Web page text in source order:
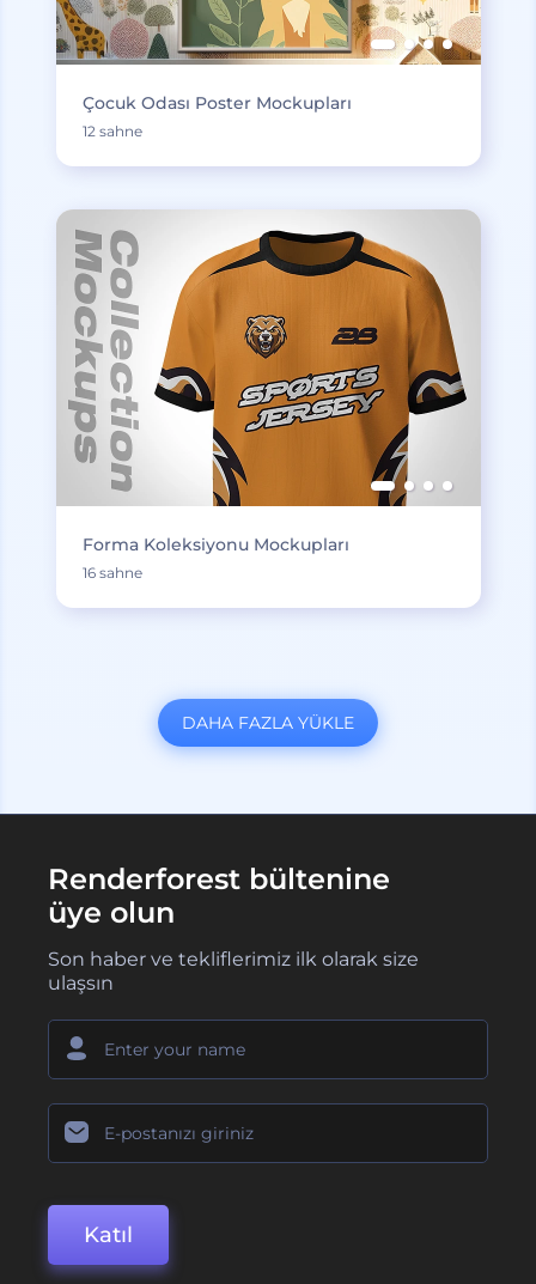
Çocuk Odası Poster Mockupları
12 sahne
Forma Koleksiyonu Mockupları
16 sahne
DAHA FAZLA YÜKLE
Renderforest bültenine
üye olun
Son haber ve tekliflerimiz ilk olarak size
ulaşsın
Katıl